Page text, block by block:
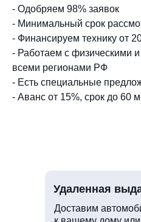
- Одобряем 98% заявок
- Минимальный срок
- Финансируем технику от
- Работаем с физическими
всеми регионами РФ
- Есть специальные
- Аванс от 15%, срок до 60
Доставим
Удаленная